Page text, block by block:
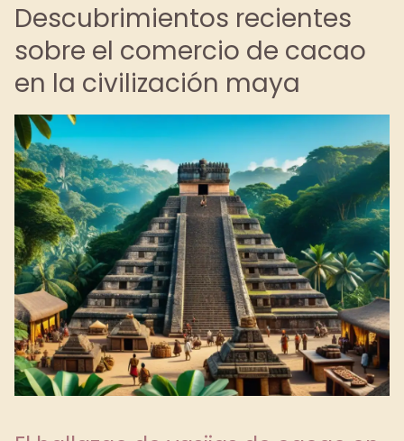
Descubrimientos recientes
sobre el comercio de cacao
en la civilización maya